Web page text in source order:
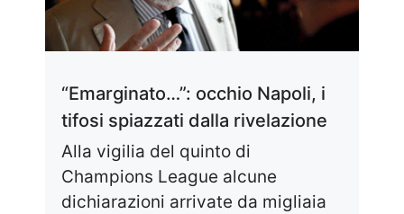
“Emarginato…”: occhio Napoli, i
tifosi spiazzati dalla rivelazione
Alla vigilia del quinto di
Champions League alcune
dichiarazioni arrivate da migliaia